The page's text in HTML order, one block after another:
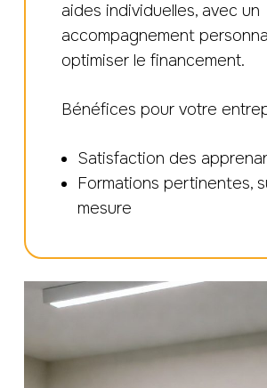
aides individuelles, avec un
accompagnement
optimiser le financement.
Bénéfices pour votre
Satisfaction des
Formations pertinentes,
mesure